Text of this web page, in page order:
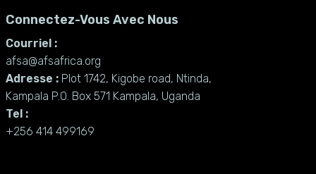
Connectez-Vous Avec Nous
Courriel :
afsa@afsafrica.org
Adresse : Plot 1742, Kigobe road, Ntinda,
Kampala P.O. Box 571 Kampala, Uganda
Tel :
+256 414 499169